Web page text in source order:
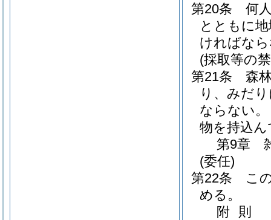
第20条
何
とともに
ければな
(採取等の
第21条
森
り、みだ
ならない。
物を持込
第9章
(委任)
第22条
こ
める。
附 則